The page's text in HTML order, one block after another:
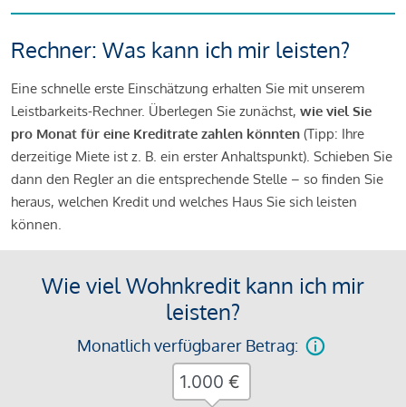
Rechner: Was kann ich mir leisten?
Eine schnelle erste Einschätzung erhalten Sie mit unserem
Leistbarkeits-Rechner. Überlegen Sie zunächst, wie viel Sie
pro Monat für eine Kreditrate zahlen könnten (Tipp: Ihre
derzeitige Miete ist z. B. ein erster Anhaltspunkt). Schieben Sie
dann den Regler an die entsprechende Stelle – so finden Sie
heraus, welchen Kredit und welches Haus Sie sich leisten
können.
Wie viel Wohnkredit kann ich mir
leisten?
Monatlich verfügbarer Betrag:
€